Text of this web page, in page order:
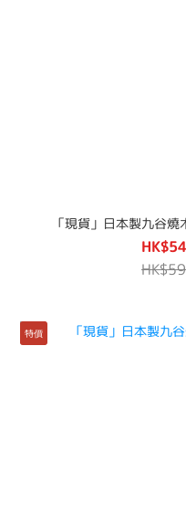
「現貨」日本製九谷
特價